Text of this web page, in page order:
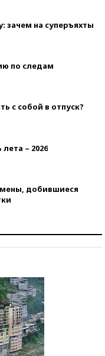
зачем на суперъяхты
по следам
с собой в отпуск?
– 2026
добившиеся